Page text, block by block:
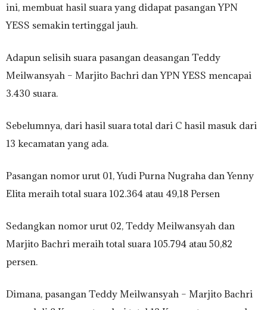
ini, membuat hasil suara yang didapat pasangan YPN
YESS semakin tertinggal jauh.
Adapun selisih suara pasangan deasangan Teddy
Meilwansyah – Marjito Bachri dan YPN YESS mencapai
3.430 suara.
Sebelumnya, dari hasil suara total dari C hasil masuk dari
13 kecamatan yang ada.
Pasangan nomor urut 01, Yudi Purna Nugraha dan Yenny
Elita meraih total suara 102.364 atau 49,18 Persen
Sedangkan nomor urut 02, Teddy Meilwansyah dan
Marjito Bachri meraih total suara 105.794 atau 50,82
persen.
Dimana, pasangan Teddy Meilwansyah – Marjito Bachri